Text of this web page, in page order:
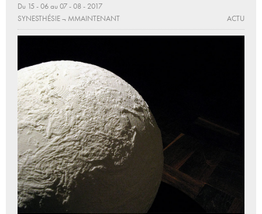
Du 15 - 06 au 07 - 08 - 2017
SYNESTHÉSIE ¬ MMAINTENANT
ACTU